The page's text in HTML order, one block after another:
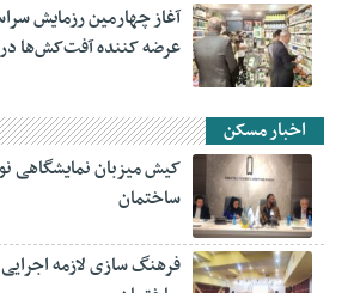
آغاز چهارمین رزمایش
عرضه کننده آفت‌کش‌ها
اخبار مسکن
کیش میزبان نمایشگاهی
ساختمان
فرهنگ سازی لازمه